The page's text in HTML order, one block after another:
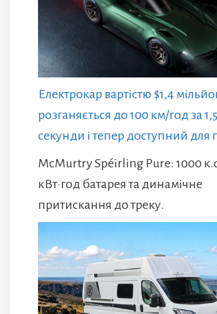
Електрокар вартістю $1,4
розганяється до 100 км/год за
секунди і тепер доступний для
McMurtry Spéirling Pure: 1000
кВт·год батарея та динамічне
притискання до треку.